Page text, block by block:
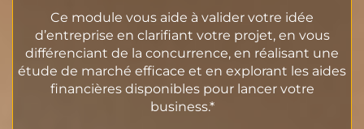
Ce module vous aide à valider votre idée
d’entreprise en clarifiant votre projet, en vous
différenciant de la concurrence, en réalisant une
étude de marché efficace et en explorant les aides
financières disponibles pour lancer votre
business.*